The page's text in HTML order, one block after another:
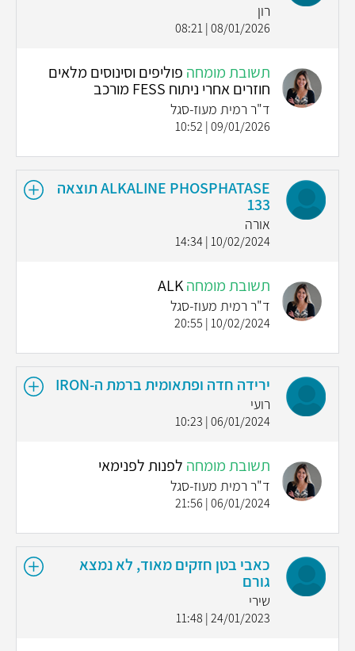
רון
08/01/2026 | 08:21
תשובת מומחה פוליפים וסינוסים מלאים
חוזרים אחרי ניתוח FESS מורכב
ד"ר רמית מעוז-סגל
09/01/2026 | 10:52
ALKALINE PHOSPHATASE תוצאה
133
אורה
10/02/2024 | 14:34
תשובת מומחהALK
ד"ר רמית מעוז-סגל
10/02/2024 | 20:55
ירידה חדה ופתאומית ברמת ה-IRON
רועי
06/01/2024 | 10:23
תשובת מומחה לפנות לפנימאי
ד"ר רמית מעוז-סגל
06/01/2024 | 21:56
כאבי בטן חזקים מאוד, לא נמצא
גורם
שירי
24/01/2023 | 11:48